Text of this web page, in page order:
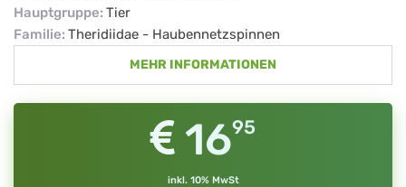
Hauptgruppe: Tier
Familie: Theridiidae - Haubennetzspinnen
MEHR INFORMATIONEN
1695
inkl. 10% MwSt